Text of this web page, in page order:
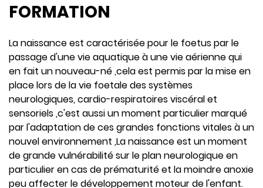
FORMATION
La naissance est caractérisée pour le foetus par le
passage d'une vie aquatique à une vie aérienne qui
en fait un nouveau-né ,cela est permis par la mise en
place lors de la vie foetale des systèmes
neurologiques, cardio-respiratoires viscéral et
sensoriels ,c'est aussi un moment particulier marqué
par l'adaptation de ces grandes fonctions vitales à un
nouvel environnement ,La naissance est un moment
de grande vulnérabilité sur le plan neurologique en
particulier en cas de prématurité et la moindre anoxie
peu affecter le développement moteur de l'enfant.